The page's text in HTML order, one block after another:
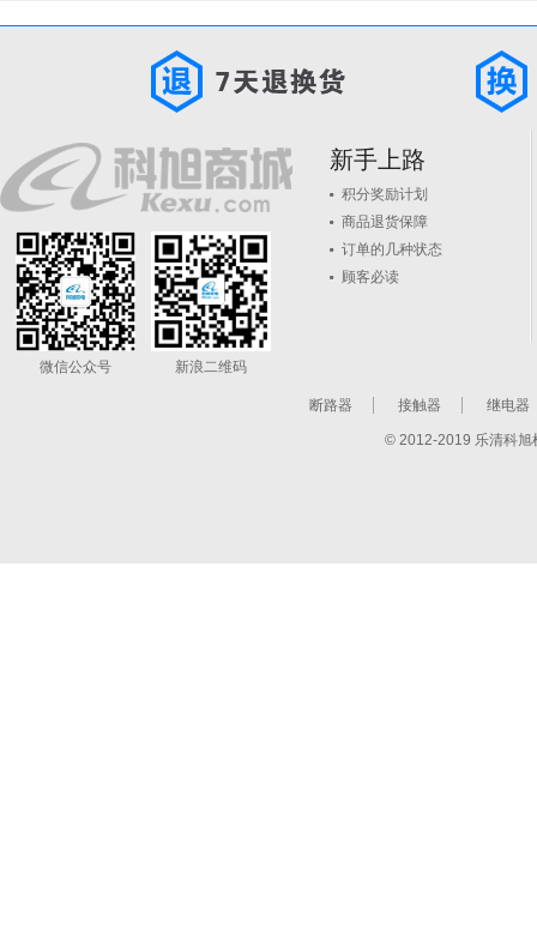
微信公众号 新浪二维码
新手上路
积分奖励计划
商品退货保障
订单的几种状态
顾客必读
断路器 接触器 继电器
© 2012-2019 乐清科旭